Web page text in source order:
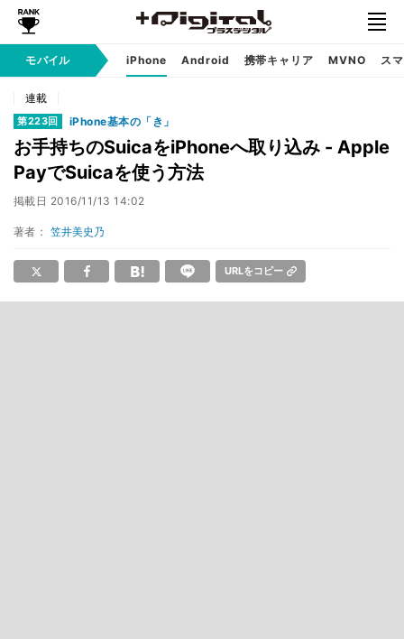
モバイル iPhone Android 携帯キャリア MVNO ス
連載
第223回 iPhone基本の「き」
お手持ちのSuicaをiPhoneへ取り込み - Apple
PayでSuicaを使う方法
掲載日 2016/11/13 14:02
著者： 笠井美史乃
URLをコピー